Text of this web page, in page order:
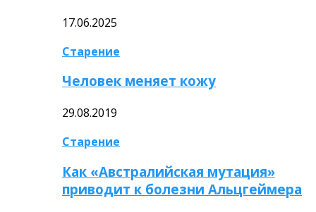
17.06.2025
Старение
Человек меняет кожу
29.08.2019
Старение
Как «Австралийская мутация»
приводит к болезни Альцгеймера